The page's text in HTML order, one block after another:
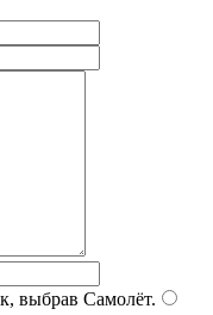
выбрав Самолёт.